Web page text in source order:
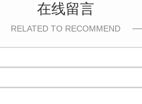
在线留言
RELATED TO RECOMMEND